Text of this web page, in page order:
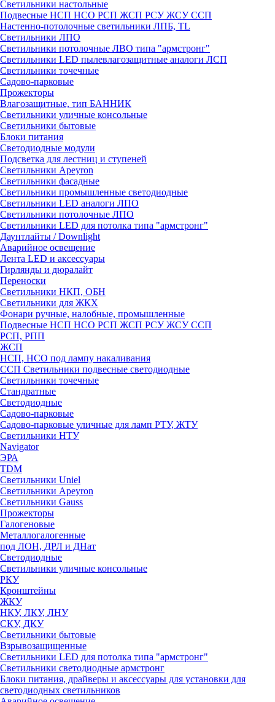
Светильники настольные
Подвесные НСП НСО РСП ЖСП РСУ ЖСУ ССП
Настенно-потолочные светильники ЛПБ, TL
Светильники ЛПО
Светильники потолочные ЛВО типа "армстронг"
Светильники LED пылевлагозащитные аналоги ЛСП
Светильники точечные
Садово-парковые
Прожекторы
Влагозащитные, тип БАННИК
Светильники уличные консольные
Светильники бытовые
Блоки питания
Светодиодные модули
Подсветка для лестниц и ступеней
Светильники Apeyron
Светильники фасадные
Светильники промышленные светодиодные
Светильники LED аналоги ЛПО
Светильники потолочные ЛПО
Светильники LED для потолка типа "армстронг"
Даунтлайты / Downlight
Аварийное освещение
Лента LED и аксессуары
Гирлянды и дюралайт
Переноски
Светильники НКП, ОБН
Светильники для ЖКХ
Фонари ручные, налобные, промышленные
Подвесные НСП НСО РСП ЖСП РСУ ЖСУ ССП
РСП, РПП
ЖСП
НСП, НСО под лампу накаливания
ССП Светильники подвесные светодиодные
Светильники точечные
Стандратные
Светодиодные
Садово-парковые
Садово-парковые уличные для ламп РТУ, ЖТУ
Светильники НТУ
Navigator
ЭРА
TDM
Светильники Uniel
Светильники Apeyron
Светильники Gauss
Прожекторы
Галогеновые
Металлогалогенные
под ЛОН, ДРЛ и ДНат
Светодиодные
Светильники уличные консольные
РКУ
Кронштейны
ЖКУ
НКУ, ЛКУ, ЛНУ
СКУ, ДКУ
Светильники бытовые
Взрывозащищенные
Светильники LED для потолка типа "армстронг"
Светильники светодиодные армстронг
Блоки питания, драйверы и аксессуары для установки для
светодиодных светильников